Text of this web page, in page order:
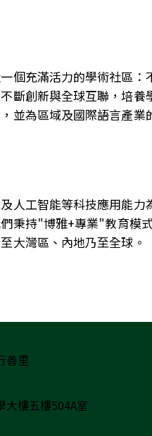
個充滿活力的學術社區：
斷創新與全球互聯，培養
並為區域及國際語言產業
人工智能等科技應用能力
秉持"博雅+專業"教育模
大灣區、內地乃至全球。
善里
大樓五樓504A室